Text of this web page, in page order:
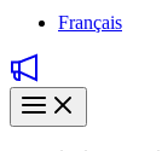
Français